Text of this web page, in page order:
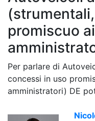
promiscuo
Per parlare di
concessi in uso
amministratori) DE